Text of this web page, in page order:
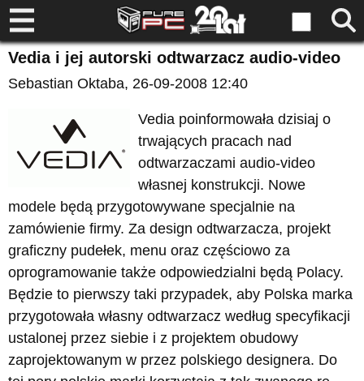
Vedia i jej autorski odtwarzacz audio-video
Sebastian Oktaba, 26-09-2008 12:40
Vedia poinformowała dzisiaj o
trwających pracach nad
odtwarzaczami audio-video
własnej konstrukcji. Nowe
modele będą przygotowywane specjalnie na
zamówienie firmy. Za design odtwarzacza, projekt
graficzny pudełek, menu oraz częściowo za
oprogramowanie także odpowiedzialni będą Polacy.
Będzie to pierwszy taki przypadek, aby Polska marka
przygotowała własny odtwarzacz według specyfikacji
ustalonej przez siebie i z projektem obudowy
zaprojektowanym w przez polskiego designera. Do